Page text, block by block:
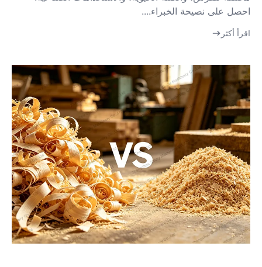
احصل على نصيحة الخبراء....
اقرأ أكثر